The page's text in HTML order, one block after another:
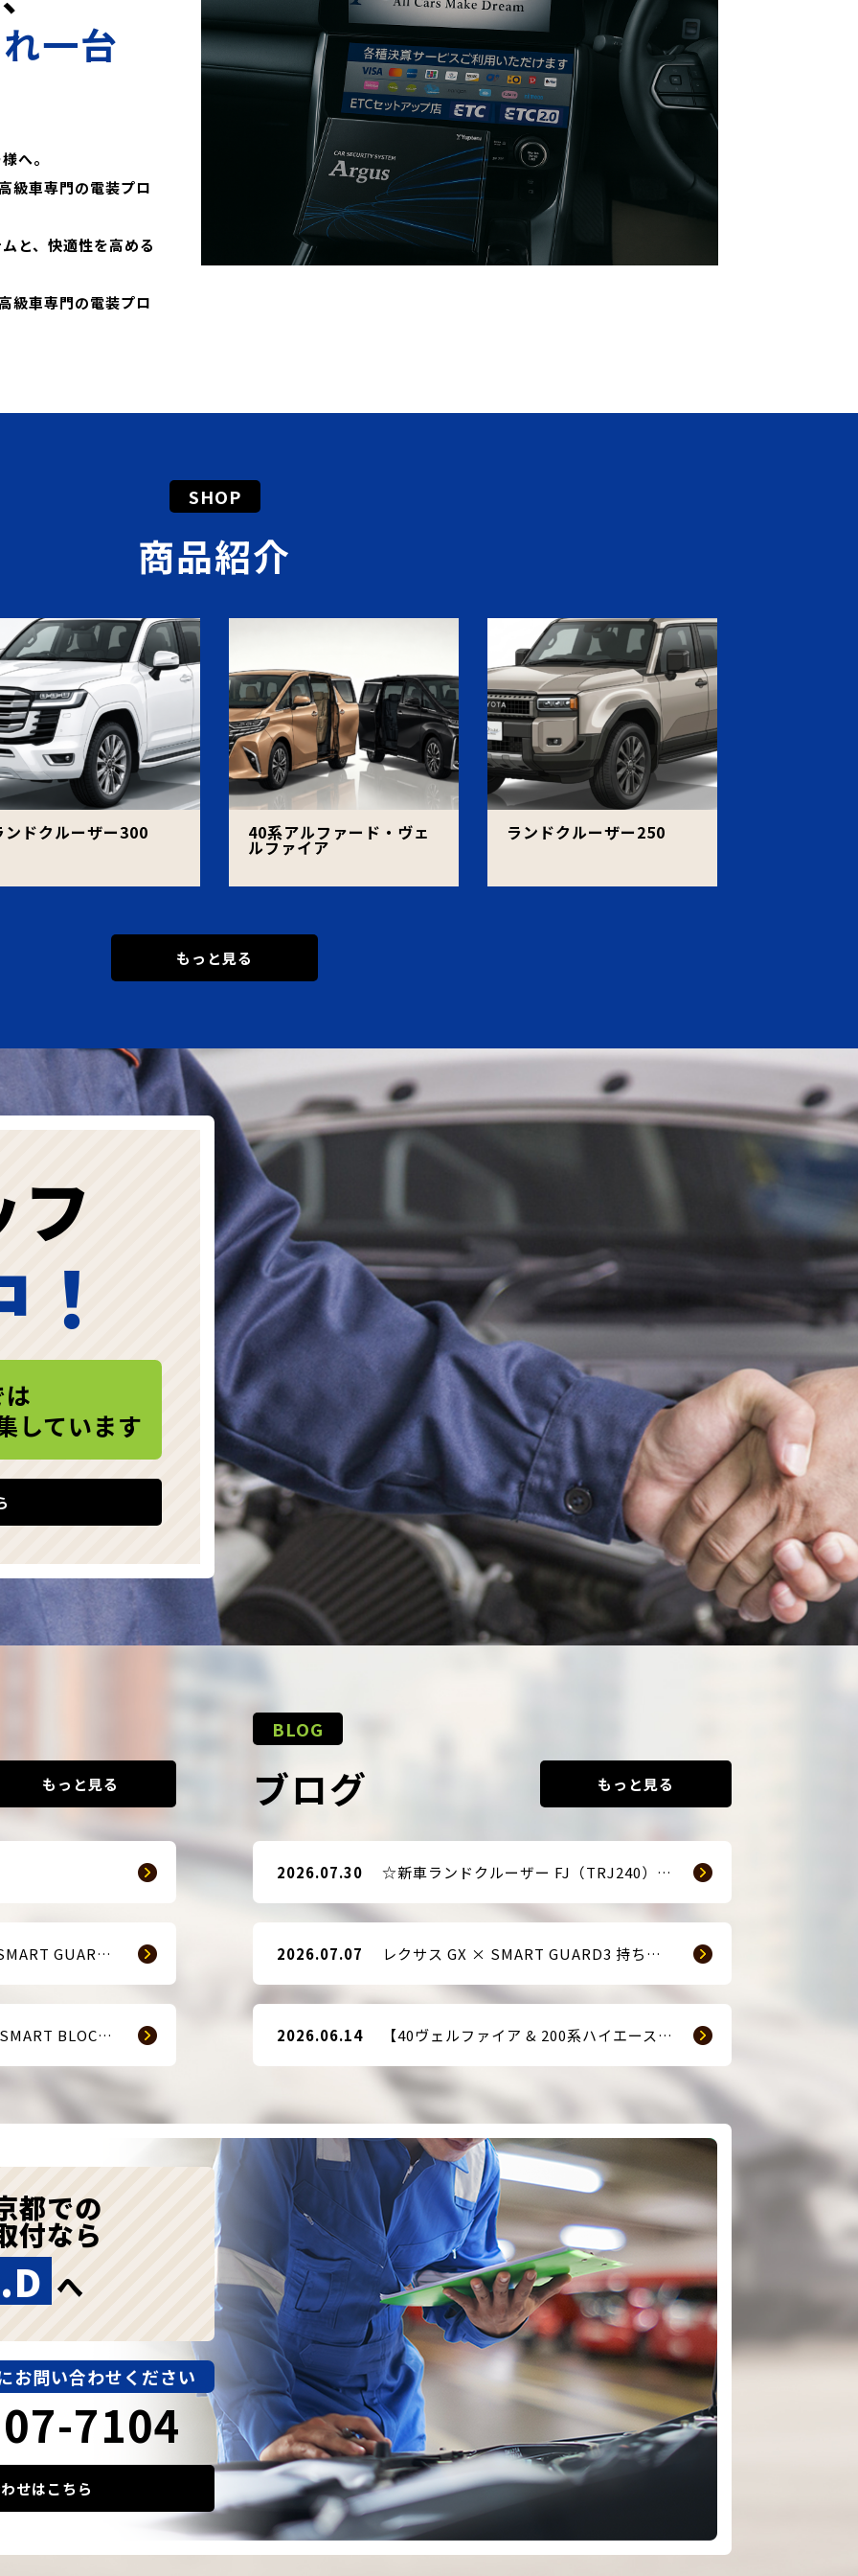
一台
へ。
級車専門の電装プロ
と、快適性を高める
級車専門の電装プロ
SHOP
商品紹介
ンドクルーザー300 40系アルファード・ヴェ
ルファイア
ランドクルーザー250
もっと見る
しています
もっと見る
【販売開始のお知らせ】SMART GUARD 3
【販売開始のお知らせ】 SMART BLOCKER 2nd-Edition Plus
BLOG
ブログ もっと見る
2026.07.30 ☆新車ランドクルーザー FJ（TRJ240） × Argus D1 & 前後ドライブレコーダー取付☆
2026.07.07 レクサス GX × SMART GUARD3 持ち込み取付
2026.06.14 【40ヴェルファイア & 200系ハイエース(9型) 新車2台へ SMART GUARD3取付】
都での
付なら
へ
お問い合わせください
7104
せはこちら